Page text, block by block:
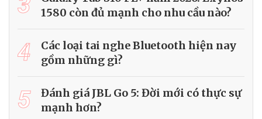
1580 còn đủ mạnh cho nhu cầu nào?
4
Các loại tai nghe Bluetooth hiện nay
gồm những gì?
5
Đánh giá JBL Go 5: Đời mới có thực sự
mạnh hơn?